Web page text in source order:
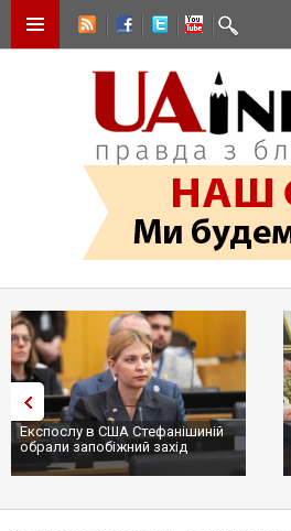
Трамп не передасть Україні
сотні ракет до Patriot, бо у США